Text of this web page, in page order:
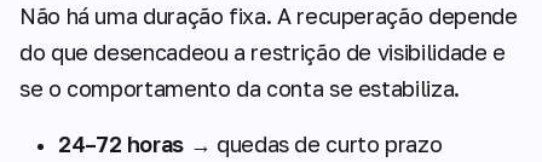
Não há uma duração fixa. A recuperação depende
do que desencadeou a restrição de visibilidade e
se o comportamento da conta se estabiliza.
24–72 horas → quedas de curto prazo